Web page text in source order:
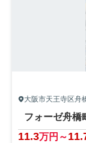
大阪市天王寺区舟
フォーゼ舟橋
11.3万円～